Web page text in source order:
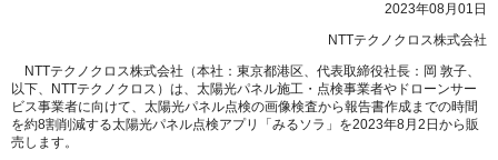
2023年08月01日
NTTテクノクロス株式会社
NTTテクノクロス株式会社（本社：東京都港区、代表取締役社長：岡 敦子、
以下、NTTテクノクロス）は、太陽光パネル施工・点検事業者やドローンサー
ビス事業者に向けて、太陽光パネル点検の画像検査から報告書作成までの時間
を約8割削減する太陽光パネル点検アプリ「みるソラ」を2023年8月2日から販
売します。